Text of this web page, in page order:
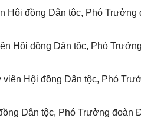
Hội đồng Dân tộc, Phó
Hội đồng Dân tộc, Phó
Hội đồng Dân tộc, Phó
Dân tộc, Phó Trưởng đoàn